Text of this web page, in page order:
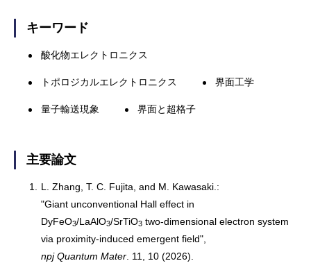
キーワード
酸化物エレクトロニクス
トポロジカルエレクトロニクス 界面工学
量子輸送現象 界面と超格子
主要論文
1.
L. Zhang, T. C. Fujita, and M. Kawasaki.:
"Giant unconventional Hall effect in
DyFeO3/LaAlO3/SrTiO3 two-dimensional electron system
via proximity-induced emergent field",
npj Quantum Mater . 11, 10 (2026).